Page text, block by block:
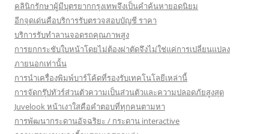
คลินิกรักษาผู้มีบุตรยากกรุงเทพจึงเป็นคำค้นหายอดนิยม
อีกจุดเด่นคือบริการรับตรวจสอบบัญชี ราคา
บริการรับทำลานจอดรถคุณภาพสูง
การยกกระชับใบหน้าโดยไม่ต้องผ่าตัดจึงไม่ใช่แค่การเปลี่ยนแปลง
ภายนอกเท่านั้น
การนำเครื่องพิมพ์บาร์โค้ดที่รองรับเทคโนโลยีเหล่านี้
การจัดกรุ๊ปทัวร์ส่วนตัวความเป็นส่วนตัวและความปลอดภัยสูงสุด
Juvelook หน้าเงาใสคือคำตอบที่ทุกคนตามหา
การพัฒนากระดานอัจฉริยะ / กระดาน interactive